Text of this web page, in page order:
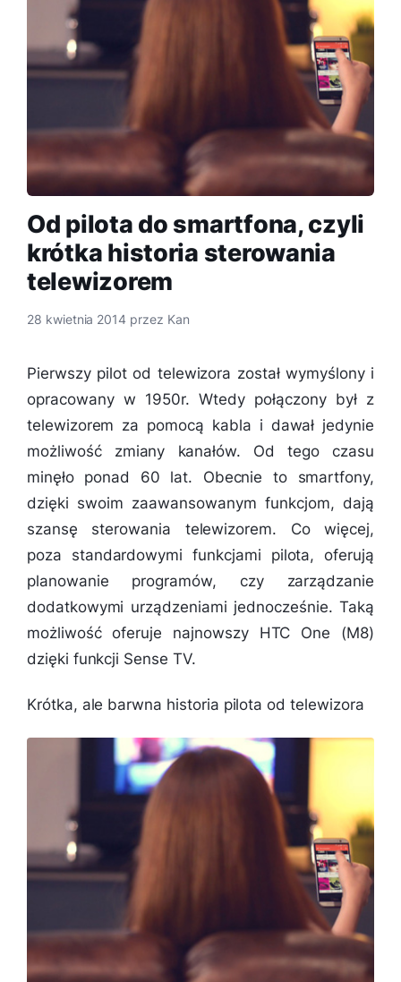
Od pilota do smartfona, czyli
krótka historia sterowania
telewizorem
28 kwietnia 2014 przez Kan
Pierwszy pilot od telewizora został wymyślony i
opracowany w 1950r. Wtedy połączony był z
telewizorem za pomocą kabla i dawał jedynie
możliwość zmiany kanałów. Od tego czasu
minęło ponad 60 lat. Obecnie to smartfony,
dzięki swoim zaawansowanym funkcjom, dają
szansę sterowania telewizorem. Co więcej,
poza standardowymi funkcjami pilota, oferują
planowanie programów, czy zarządzanie
dodatkowymi urządzeniami jednocześnie. Taką
możliwość oferuje najnowszy HTC One (M8)
dzięki funkcji Sense TV.
Krótka, ale barwna historia pilota od telewizora